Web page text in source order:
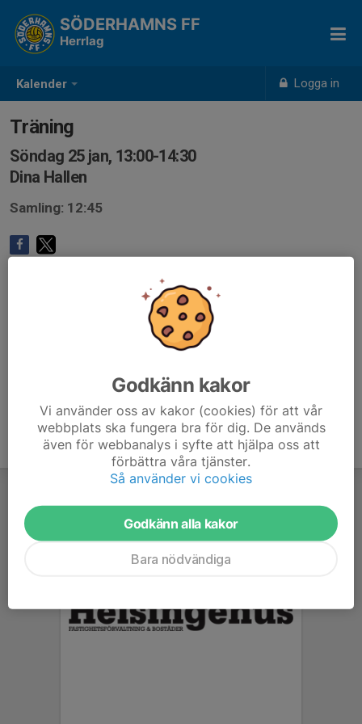
Kalender Logga in
SÖDERHAMNS FF
Herrlag
Träning
Söndag 25 jan, 13:00-14:30
Dina Hallen
Samling: 12:45
Godkänn kakor
Vi använder oss av kakor (cookies) för att vår
webbplats ska fungera bra för dig. De används
även för webbanalys i syfte att hjälpa oss att
förbättra våra tjänster.
Så använder vi cookies
Godkänn alla kakor
Bara nödvändiga